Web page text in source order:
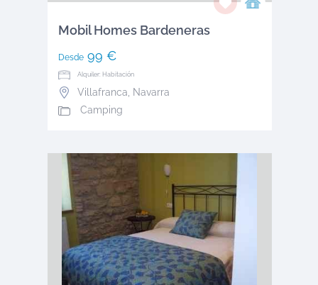
Mobil Homes Bardeneras
Desde99 €
Alquiler: Habitación
Villafranca
Navarra
Camping